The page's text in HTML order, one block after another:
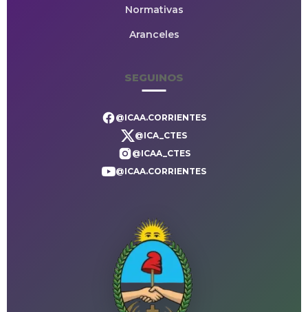
Normativas
Aranceles
SEGUINOS
@ICAA.CORRIENTES
@ICA_CTES
@ICAA_CTES
@ICAA.CORRIENTES